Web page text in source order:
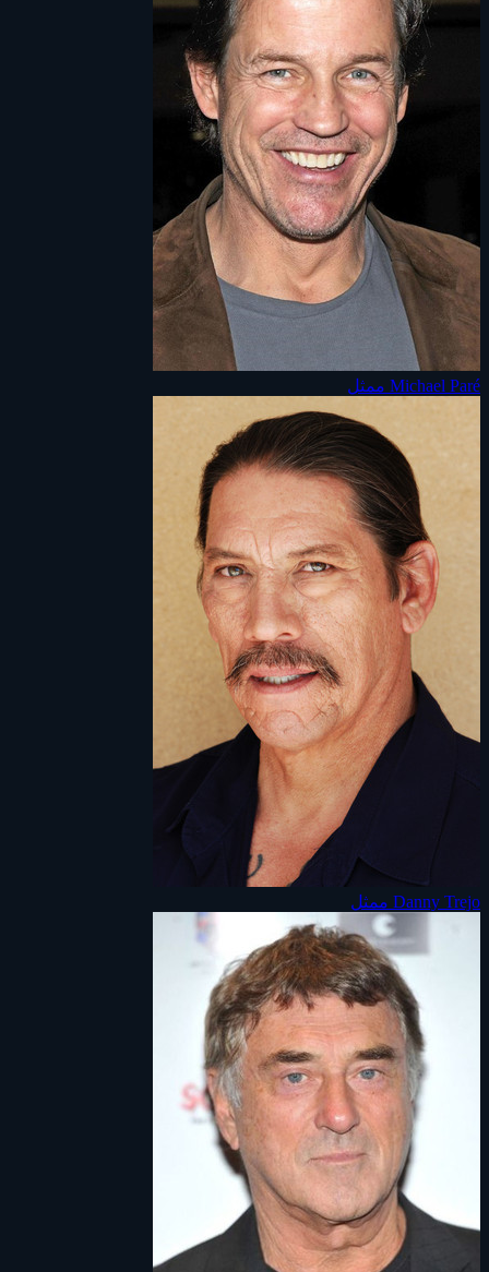
Michael Paré ممثل
Danny Trejo ممثل